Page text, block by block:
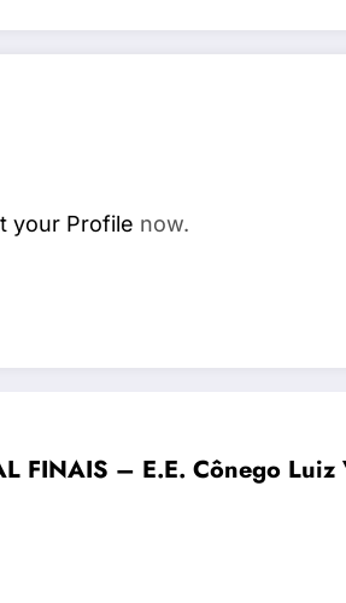
your Profile now.
FINAIS – E.E. Cônego